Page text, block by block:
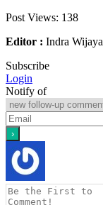
Post Views: 138
Editor : Indra Wijaya
Subscribe
Login
Notify of